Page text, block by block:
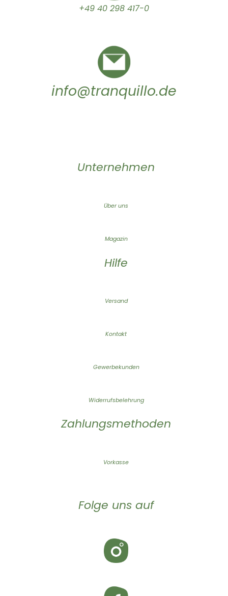
+49 40 298 417-0
info@tranquillo.de
Unternehmen
Über uns
Magazin
Hilfe
Versand
Kontakt
Gewerbekunden
Widerrufsbelehrung
Zahlungsmethoden
Vorkasse
Folge uns auf